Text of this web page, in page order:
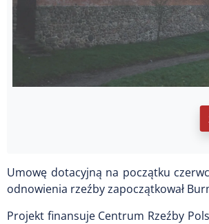
Umowę dotacyjną na początku
odnowienia rzeźby zapoczątkował
Projekt finansuje Centrum Rzeźby